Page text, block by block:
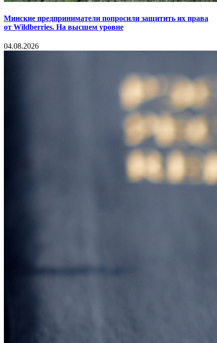
Минские предприниматели попросили защитить их права
от Wildberries. На высшем уровне
04.08.2026